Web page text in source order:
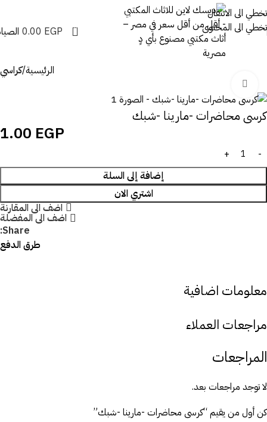
تخطي الى الانتقال
تخطي الى المحتوى
0
0.00 EGP
الرئيسية كراسي
كرسى محاضرات -مارينا -شبك
1.00 EGP
إضافة إلى السلة
اشتري الان
اضف الى المقارنة
اضف الى المفضلة
Share:
طرق الدفع
معلومات اضافية
مراجعات العملاء
المراجعات
لا توجد مراجعات بعد.
كن أول من يقيم “كرسى محاضرات -مارينا -شبك”